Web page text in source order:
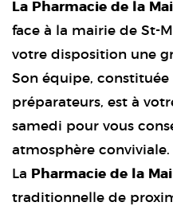
La Pharmacie de la
face à la mairie de St-
votre disposition une
Son équipe,
préparateurs, est à
samedi pour vous
atmosphère conviviale.
La
Pharmacie de la
traditionnelle de